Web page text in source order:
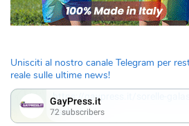
Unisciti al nostro canale Telegram per
reale sulle ultime news!